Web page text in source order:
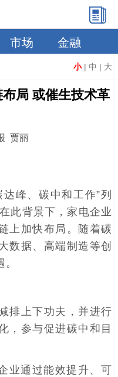
市场 金融
小| 中 | 大
局 或催生技术革
贾丽
峰、碳中和工作”列
此背景下，家电企业
上加快布局。随着碳
数据、高端制造等创
排上下功夫，并进行
，参与促进碳中和目
业通过能效提升、可